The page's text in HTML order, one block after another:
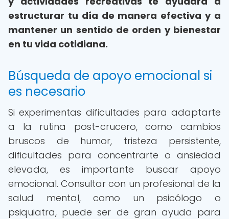
estructurar tu día de manera efectiva y a
mantener un sentido de orden y bienestar
en tu vida cotidiana.
Búsqueda de apoyo emocional si
es necesario
Si experimentas dificultades para adaptarte
a la rutina post-crucero, como cambios
bruscos de humor, tristeza persistente,
dificultades para concentrarte o ansiedad
elevada, es importante buscar apoyo
emocional. Consultar con un profesional de la
salud mental, como un psicólogo o
psiquiatra, puede ser de gran ayuda para